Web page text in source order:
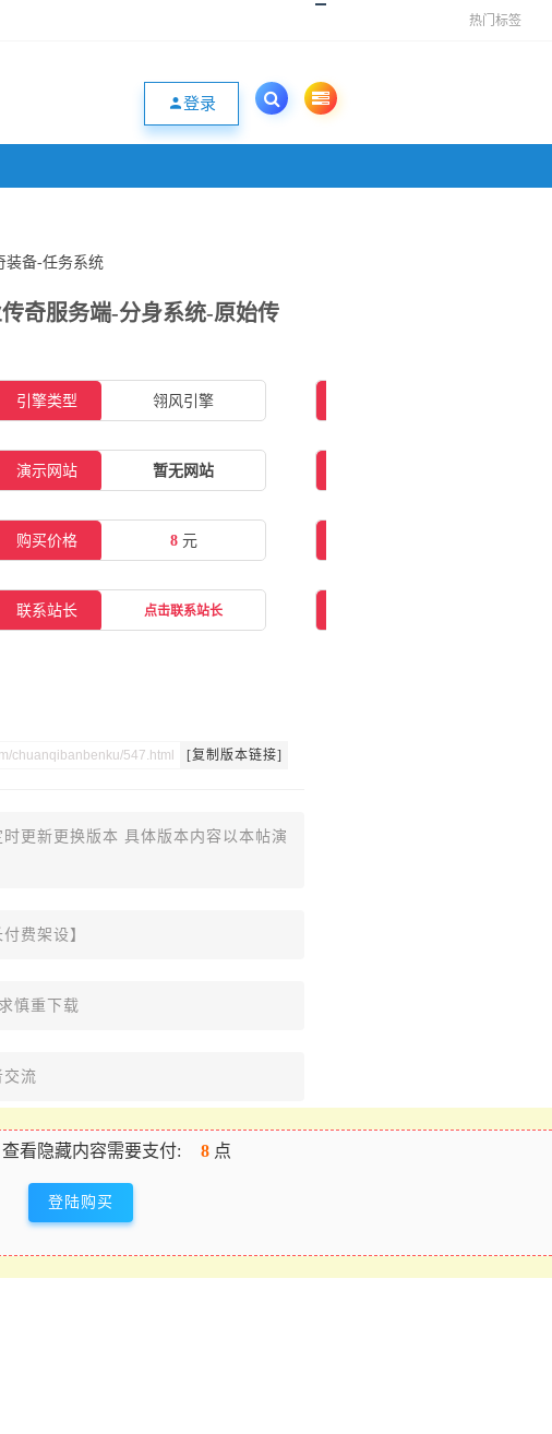
热门标签
登录
装备-任务系统
奇服务端-分身系统-原始传
引擎类型 翎风引擎
演示网站 暂无网站
购买价格 8元
联系站长 点击联系站长
[复制版本链接]
更新更换版本 具体版本内容以本帖演
费架设】
慎重下载
交流
看隐藏内容需要支付: 8 点
登陆购买